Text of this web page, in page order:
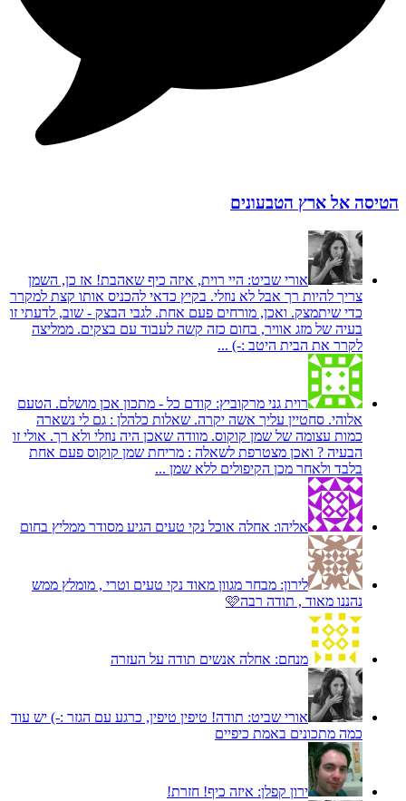
הטיסה אל ארץ הטבעונים
אורי שביט: היי רוית, איזה כיף שאהבת! אז כן, השמן
צריך להיות רך אבל לא נוזלי. בקיץ כדאי להכניס אותו קצת למקרר
כדי שיתמצק. ואכן, מורחים פעם אחת. לגבי הבצק - שוב, לדעתי זו
בעיה של מזג אוויר, בחום כזה קשה לעבוד עם בצקים. ממליצה
לקרר את הבית היטב :-) ...
רוית גני מרקוביץ: קודם כל - מתכון אכן מושלם. הטעם
אלוהי. סחטיין עליך אשה יקרה. שאלות כלהלן : גם לי נשארה
כמות עצומה של שמן קוקוס. מוודה שאכן היה נוזלי ולא רך. אולי זו
הבעיה ? ואכן מצטרפת לשאלה : מריחת שמן קוקוס פעם אחת
בלבד ולאחר מכן הקיפולים ללא שמן ...
אליהו: אחלה אוכל נקי טעים הגיע מסודר ממליץ בחום
לירון: מבחר מגוון מאוד נקי טעים וטרי , מומלץ ממש
נהננו מאוד , תודה רבה🩷
מנחם: אחלה אנשים תודה על העזרה
אורי שביט: תודה! טיפין טיפין, כרגע עם הגזר :-) יש עוד
כמה מתכונים באמת כיפיים
ירון קפלן: איזה כיף! חזרת!